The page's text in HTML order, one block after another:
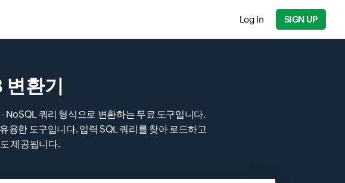
Log In SIGN UP
환기
쿼리 형식으로 변환하는 무료 도구입니다.
용한 도구입니다. 입력 SQL 쿼리를 찾아 로드하고
제공됩니다.